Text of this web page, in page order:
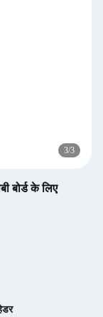
3/3
बोर्ड के लिए